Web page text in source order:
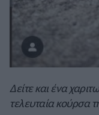
Δείτε και ένα
τελευταία κούρσα